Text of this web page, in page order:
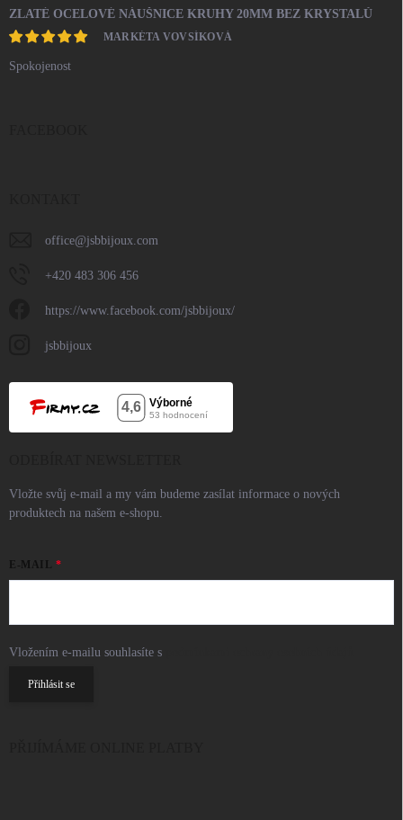
ZLATÉ OCELOVÉ NÁUŠNICE KRUHY 20MM BEZ KRYSTALŮ
MARKÉTA VOVSÍKOVÁ
Spokojenost
office@jsbbijoux.com
+420 483 306 456
https://www.facebook.com/jsbbijoux/
jsbbijoux
Vložte svůj e-mail a my vám budeme zasílat informace o nových
produktech na našem e-shopu.
E-MAIL
Vložením e-mailu souhlasíte s
Přihlásit se